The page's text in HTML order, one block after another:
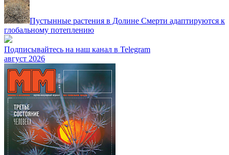
Пустынные растения в Долине Смерти адаптируются к
глобальному потеплению
Подписывайтесь на наш канал в Telegram
август 2026